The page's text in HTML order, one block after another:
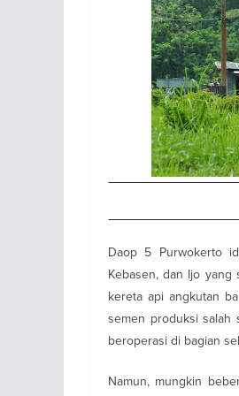
Daop 5 Purwokerto
Kebasen, dan Ijo yang
kereta api angkutan
semen produksi salah
beroperasi di bagian
Namun, mungkin